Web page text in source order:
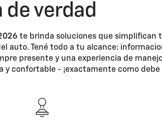
verdad
te brinda soluciones que simplifican
auto. Tené todo a tu alcance:
presente y una experiencia de
y confortable - ¡exactamente como debe